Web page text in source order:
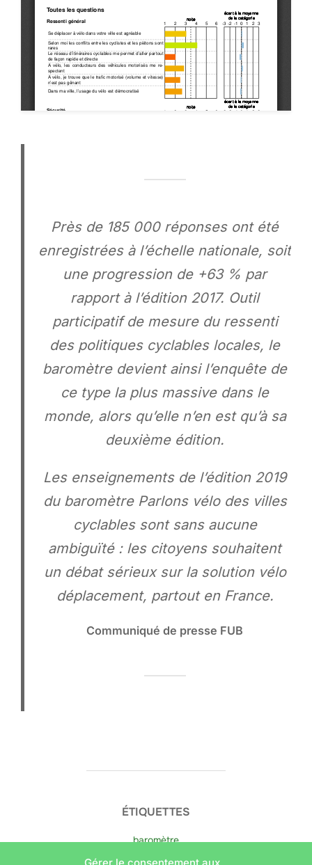
Près de 185 000 réponses ont été
enregistrées à l’échelle nationale, soit
une progression de +63 % par
rapport à l’édition 2017. Outil
participatif de mesure du ressenti
des politiques cyclables locales, le
baromètre devient ainsi l’enquête de
ce type la plus massive dans le
monde, alors qu’elle n’en est qu’à sa
deuxième édition.
Les enseignements de l’édition 2019
du baromètre Parlons vélo des villes
cyclables sont sans aucune
ambiguïté : les citoyens souhaitent
un débat sérieux sur la solution vélo
déplacement, partout en France.
Communiqué de presse FUB
ÉTIQUETTES
baromètre